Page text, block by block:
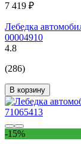
7 419 ₽
Лебедка
00004910
4.8
(286)
В корзину
-15%